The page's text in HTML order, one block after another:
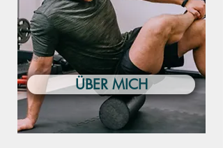
ÜBER MICH